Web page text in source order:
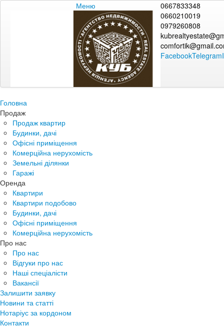
Меню
0667833348
0660210019
0979260808
FacebookTelegram
Головна
Продаж
Продаж квартир
Будинки, дачі
Офісні приміщення
Комерційна нерухомість
Земельні ділянки
Гаражі
Оренда
Квартири
Квартири подобово
Будинки, дачі
Офісні приміщення
Комерційна нерухомість
Про нас
Про нас
Відгуки про нас
Наші спеціалісти
Вакансії
Залишити заявку
Новини та статті
Нотаріус за кордоном
Контакти